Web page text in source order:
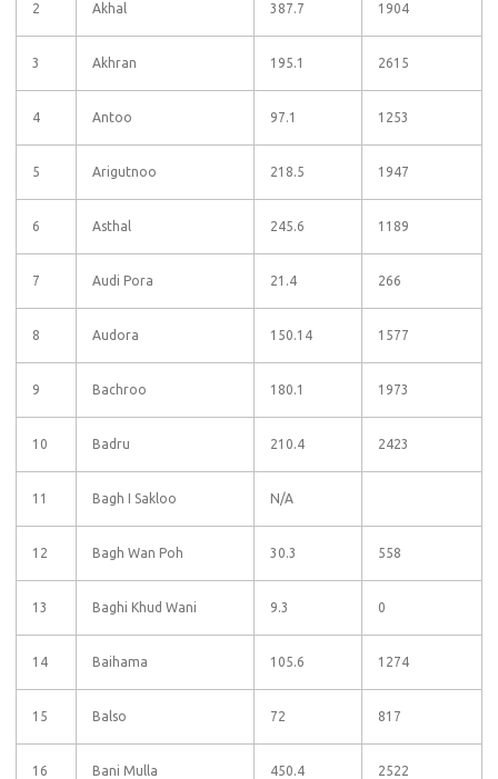
2 Akhal 387.7 1904
3 Akhran 195.1 2615
4 Antoo 97.1 1253
5 Arigutnoo 218.5 1947
6 Asthal 245.6 1189
7 Audi Pora 21.4 266
8 Audora 150.14 1577
9 Bachroo 180.1 1973
10 Badru 210.4 2423
11 Bagh I Sakloo N/A
12 Bagh Wan Poh 30.3 558
13 Baghi Khud Wani 9.3 0
14 Baihama 105.6 1274
15 Balso 72 817
16 Bani Mulla 450.4 2522